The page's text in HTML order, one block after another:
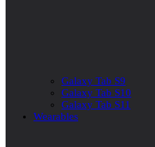
Galaxy Tab S9
Galaxy Tab S10
Galaxy Tab S11
Wearables